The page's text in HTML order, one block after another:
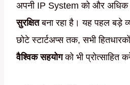
अपनी IP System को और अधिक
सुरक्षितबना रहा है। यह पहल बड़े
छोटे स्टार्टअप्स तक, सभी
वैश्विक सहयोगको भी प्रोत्साहित